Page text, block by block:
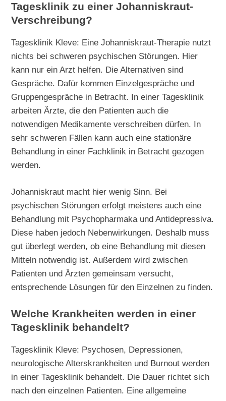
Tagesklinik zu einer Johanniskraut-
Verschreibung?
Tagesklinik Kleve: Eine Johanniskraut-Therapie nutzt
nichts bei schweren psychischen Störungen. Hier
kann nur ein Arzt helfen. Die Alternativen sind
Gespräche. Dafür kommen Einzelgespräche und
Gruppengespräche in Betracht. In einer Tagesklinik
arbeiten Ärzte, die den Patienten auch die
notwendigen Medikamente verschreiben dürfen. In
sehr schweren Fällen kann auch eine stationäre
Behandlung in einer Fachklinik in Betracht gezogen
werden.
Johanniskraut macht hier wenig Sinn. Bei
psychischen Störungen erfolgt meistens auch eine
Behandlung mit Psychopharmaka und Antidepressiva.
Diese haben jedoch Nebenwirkungen. Deshalb muss
gut überlegt werden, ob eine Behandlung mit diesen
Mitteln notwendig ist. Außerdem wird zwischen
Patienten und Ärzten gemeinsam versucht,
entsprechende Lösungen für den Einzelnen zu finden.
Welche Krankheiten werden in einer
Tagesklinik behandelt?
Tagesklinik Kleve: Psychosen, Depressionen,
neurologische Alterskrankheiten und Burnout werden
in einer Tagesklinik behandelt. Die Dauer richtet sich
nach den einzelnen Patienten. Eine allgemeine